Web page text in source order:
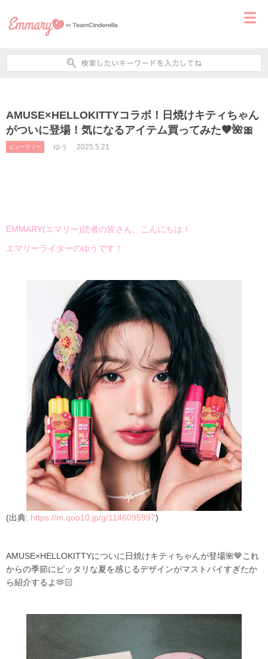
AMUSE×HELLOKITTYコラボ！日焼けキティちゃん
がついに登場！気になるアイテム買ってみた🤎🌺🎀
ビューティー ゆう 2025.5.21
EMMARY(エマリー)読者の皆さん、こんにちは！
エマリーライターのゆうです！
(出典: https://m.qoo10.jp/g/1146095997)
AMUSE×HELLOKITTYについに日焼けキティちゃんが登場🌺🤎これ
からの季節にピッタリな夏を感じるデザインがマストバイすぎたか
ら紹介するよ🫶🏻